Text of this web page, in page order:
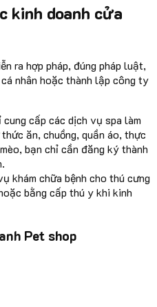
kinh doanh cửa
ra hợp pháp, đúng pháp luật,
nhân hoặc thành lập công ty
cấp các dịch vụ spa làm
ăn, chuồng, quần áo, thực
bạn chỉ cần đăng ký thành
khám chữa bệnh cho thú cưng
bằng cấp thú y khi kinh
Pet shop